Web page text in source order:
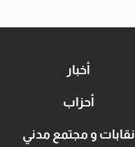
أخبار
أحزاب
نقابات و مجتمع مدني